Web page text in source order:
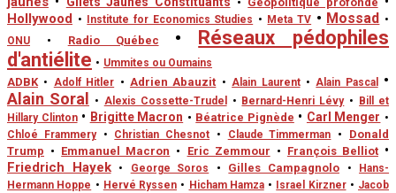
Hollywood • Institute for Economics Studies • Meta TV • Mossad •
ONU
• Radio Québec •
Réseaux pédophiles
d'antiélite • Ummites ou Oumains
ADBK • Adolf Hitler • Adrien Abauzit • Alain Laurent • Alain Pascal
•
Alain Soral
• Alexis Cossette-Trudel • Bernard-Henri Lévy •
Bill et
Hillary Clinton • Brigitte Macron • Béatrice Pignède • Carl Menger •
Chloé Frammery
• Christian Chesnot • Claude Timmerman •
Donald
Trump • Emmanuel Macron • Eric Zemmour • François Belliot •
Friedrich Hayek
• George Soros • Gilles Campagnolo •
Hans-
Hermann Hoppe • Hervé Ryssen • Hicham Hamza • Israel Kirzner • Jacob